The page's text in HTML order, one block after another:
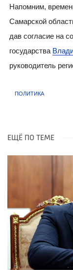
Напомним,
Самарской
дав согласие на
государства
руководитель
ПОЛИТИКА
ЕЩЁ ПО ТЕМЕ